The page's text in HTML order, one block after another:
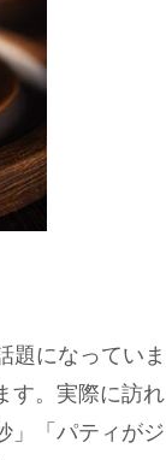
題になっていま
す。実際に訪れ
」「パティがジ